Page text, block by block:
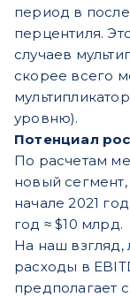
период в
перцентиля.
случаев
скорее всего
уровню).
Потенциал
По расчетам
новый
начале2021
год ≈ $10 млрд.
На наш взгляд,
расходы в
предполагает